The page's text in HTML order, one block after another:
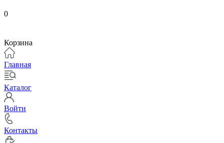
0
Корзина
Главная
Каталог
Войти
Контакты